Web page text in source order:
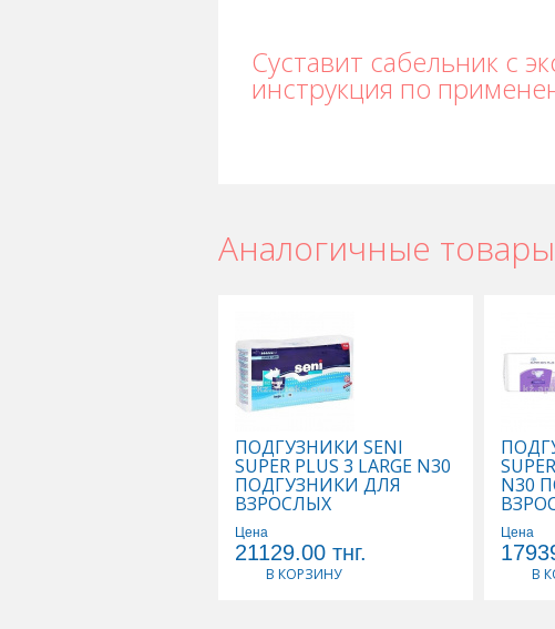
Суставит сабельник с
инструкция по
Аналогичные товары
ПОДГУЗНИКИ SENI
SUPER PLUS 3 LARGE N30
ПОДГУЗНИКИ ДЛЯ
ВЗРОСЛЫХ
Цена
21129.00 тнг.
В КОРЗИНУ
N30
Цена
В